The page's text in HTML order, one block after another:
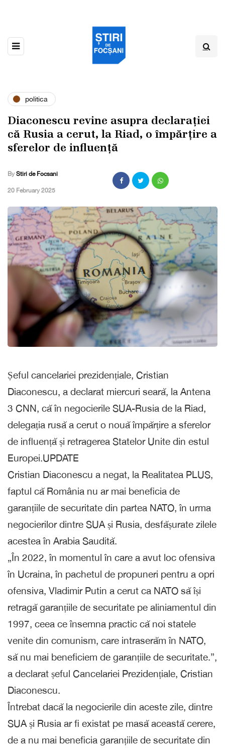
politica
Diaconescu revine asupra declarației
că Rusia a cerut, la Riad, o împărțire a
sferelor de influență
By Stiri de Focsani
,20 February 2025
Șeful cancelariei prezidențiale, Cristian
Diaconescu, a declarat miercuri seară, la Antena
3 CNN, că în negocierile SUA-Rusia de la Riad,
delegația rusă a cerut o nouă împărțire a sferelor
de influență și retragerea Statelor Unite din estul
Europei.UPDATE
Cristian Diaconescu a negat, la Realitatea PLUS,
faptul că România nu ar mai beneficia de
garanțiile de securitate din partea NATO, în urma
negocierilor dintre SUA și Rusia, desfășurate zilele
acestea în Arabia Saudită.
„În 2022, în momentul în care a avut loc ofensiva
în Ucraina, în pachetul de propuneri pentru a opri
ofensiva, Vladimir Putin a cerut ca NATO să își
retragă garanțiile de securitate pe aliniamentul din
1997, ceea ce însemna practic că noi statele
venite din comunism, care intraserăm în NATO,
să nu mai beneficiem de garanțiile de securitate.”,
a declarat șeful Cancelariei Prezidențiale, Cristian
Diaconescu.
Întrebat dacă la negocierile din aceste zile, dintre
SUA și Rusia ar fi existat pe masă această cerere,
de a nu mai beneficia garanțiile de securitate din